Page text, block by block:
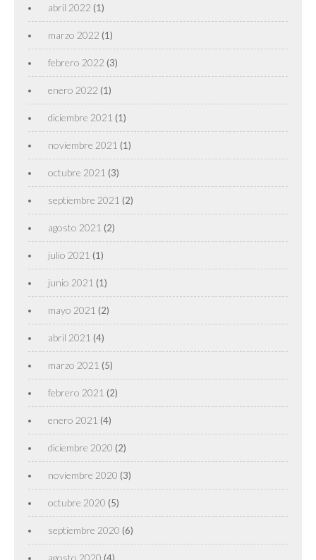
abril 2022 (1)
marzo 2022 (1)
febrero 2022 (3)
enero 2022 (1)
diciembre 2021 (1)
noviembre 2021 (1)
octubre 2021 (3)
septiembre 2021 (2)
agosto 2021 (2)
julio 2021 (1)
junio 2021 (1)
mayo 2021 (2)
abril 2021 (4)
marzo 2021 (5)
febrero 2021 (2)
enero 2021 (4)
diciembre 2020 (2)
noviembre 2020 (3)
octubre 2020 (5)
septiembre 2020 (6)
agosto 2020 (4)